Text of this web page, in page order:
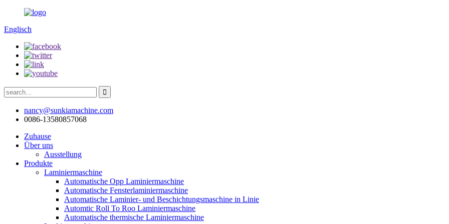
Englisch
nancy@sunkiamachine.com
0086-13580857068
Zuhause
Über uns
Ausstellung
Produkte
Laminiermaschine
Automatische Opp Laminiermaschine
Automatische Fensterlaminiermaschine
Automatische Laminier- und Beschichtungsmaschine in Linie
Automtic Roll To Roo Laminiermaschine
Automatische thermische Laminiermaschine